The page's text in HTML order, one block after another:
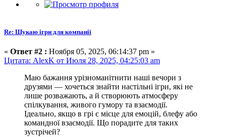
Re: Шукаю ігри для компанії
« Ответ #2 : Ноября 05, 2025, 06:14:37 pm »
Цитата: AlexK от Июля 28, 2025, 04:25:03 am
Маю бажання урізноманітнити наші вечори з
друзями — хочеться знайти настільні ігри, які не
лише розважають, а й створюють атмосферу
спілкування, живого гумору та взаємодії.
Ідеально, якщо в грі є місце для емоцій, блефу або
командної взаємодії. Що порадите для таких
зустрічей?